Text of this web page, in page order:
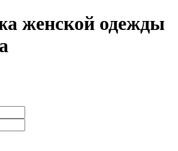
женской одежды